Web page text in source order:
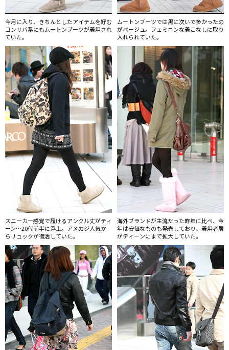
今月に入り、きちんとしたアイテムを好む
コンサバ系にもムートンブーツが着用され
ていた。
ムートンブーツでは黒に次いで多かったの
がベージュ。フェミニンな着こなしに取り
入れられていた。
スニーカー感覚で履けるアンクル丈がティ
ーン〜20代前半に浮上。アメカジ人気か
らリュックが復活していた。
海外ブランドが主流だった昨年に比べ、今
年は安価なものも発売しており、着用者層
がティーンにまで拡大していた。